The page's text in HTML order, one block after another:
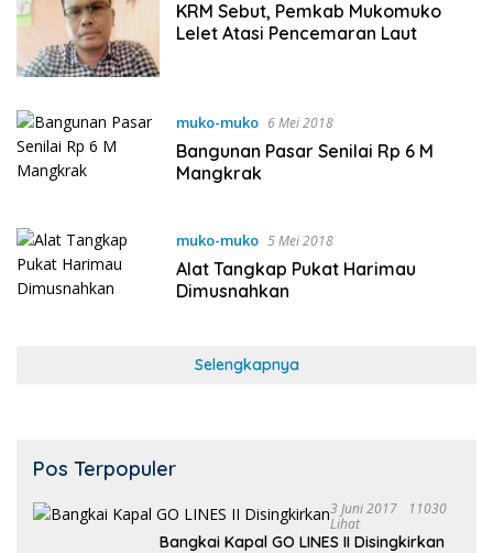
KRM Sebut, Pemkab Mukomuko
Lelet Atasi Pencemaran Laut
muko-muko 6 Mei 2018
Bangunan Pasar Senilai Rp 6 M
Mangkrak
muko-muko 5 Mei 2018
Alat Tangkap Pukat Harimau
Dimusnahkan
Selengkapnya
Pos Terpopuler
3 Juni 2017
11030
Lihat
Bangkai Kapal GO LINES II Disingkirkan